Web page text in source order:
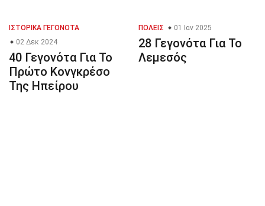
ΙΣΤΟΡΙΚΆ ΓΕΓΟΝΌΤΑ
02 Δεκ 2024
40 Γεγονότα Για Το
Πρώτο Κονγκρέσο
Της Ηπείρου
ΠΌΛΕΙΣ 01 Ιαν 2025
28 Γεγονότα Για Το
Λεμεσός